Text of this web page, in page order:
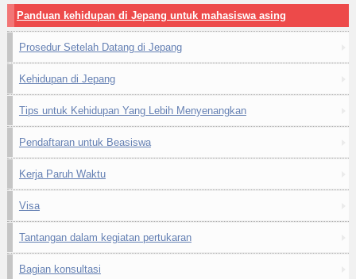
Panduan kehidupan di Jepang untuk mahasiswa asing
Prosedur Setelah Datang di Jepang
Kehidupan di Jepang
Tips untuk Kehidupan Yang Lebih Menyenangkan
Pendaftaran untuk Beasiswa
Kerja Paruh Waktu
Visa
Tantangan dalam kegiatan pertukaran
Bagian konsultasi